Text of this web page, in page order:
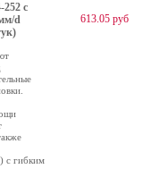
с
d
c гибким
613.05 руб